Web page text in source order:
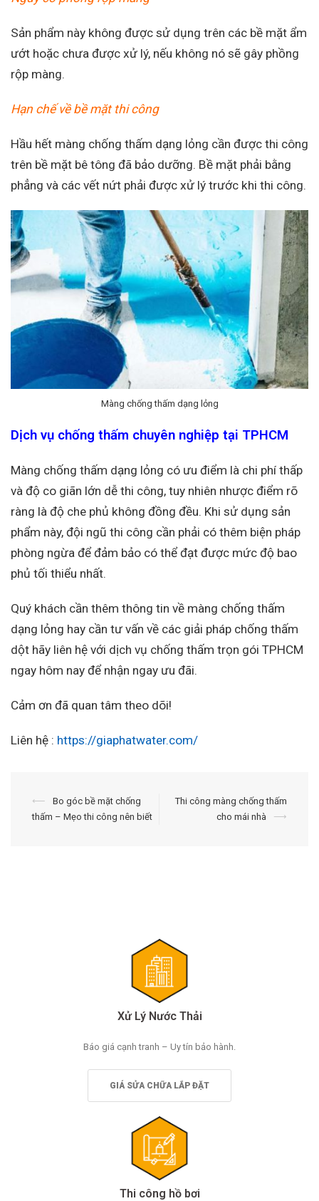
Sản phẩm này không được sử dụng trên các bề mặt ẩm
ướt hoặc chưa được xử lý, nếu không nó sẽ gây phồng
rộp màng.
Hạn chế về bề mặt thi công
Hầu hết màng chống thấm dạng lỏng cần được thi công
trên bề mặt bê tông đã bảo dưỡng. Bề mặt phải bằng
phẳng và các vết nứt phải được xử lý trước khi thi công.
Màng chống thấm dạng lỏng
Dịch vụ chống thấm chuyên nghiệp tại TPHCM
Màng chống thấm dạng lỏng có ưu điểm là chi phí thấp
và độ co giãn lớn dễ thi công, tuy nhiên nhược điểm rõ
ràng là độ che phủ không đồng đều. Khi sử dụng sản
phẩm này, đội ngũ thi công cần phải có thêm biện pháp
phòng ngừa để đảm bảo có thể đạt được mức độ bao
phủ tối thiểu nhất.
Quý khách cần thêm thông tin về màng chống thấm
dạng lỏng hay cần tư vấn về các giải pháp chống thấm
dột hãy liên hệ với dịch vụ chống thấm trọn gói TPHCM
ngay hôm nay để nhận ngay ưu đãi.
Cảm ơn đã quan tâm theo dõi!
Liên hệ : https://giaphatwater.com/
Điều
hướng
⟵
Bo góc bề mặt chống
thấm – Mẹo thi công nên biết
Thi công màng chống thấm
cho mái nhà
⟶
Xử Lý Nước Thải
Báo giá cạnh tranh – Uy tín bảo hành.
GIÁ SỬA CHỮA LẮP ĐẶT
Thi công hồ bơi